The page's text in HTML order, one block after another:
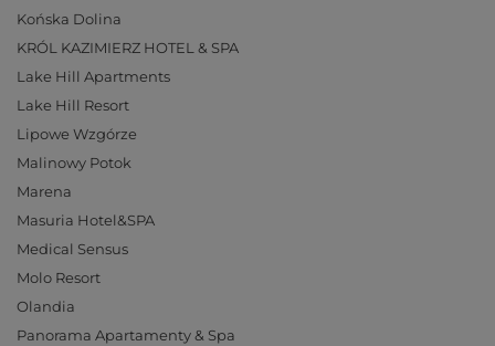
Końska Dolina
KRÓL KAZIMIERZ HOTEL & SPA
Lake Hill Apartments
Lake Hill Resort
Lipowe Wzgórze
Malinowy Potok
Marena
Masuria Hotel&SPA
Medical Sensus
Molo Resort
Olandia
Panorama Apartamenty & Spa